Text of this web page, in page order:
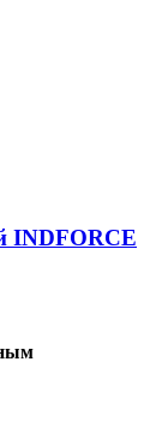
INDFORCE